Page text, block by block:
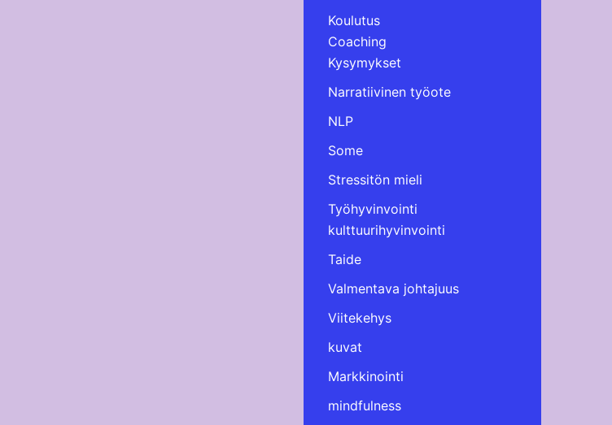
Koulutus
Coaching
Kysymykset
Narratiivinen työote
NLP
Some
Stressitön mieli
Työhyvinvointi
kulttuurihyvinvointi
Taide
Valmentava johtajuus
Viitekehys
kuvat
Markkinointi
mindfulness